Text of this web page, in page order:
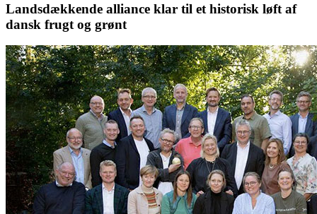
Landsdækkende alliance klar til et historisk løft af
dansk frugt og grønt